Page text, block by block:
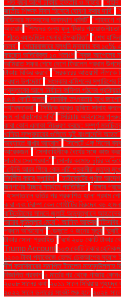
"শত বছর আগে ঢাকায় ইফতার ও সাহ্‌রি" "শহীদ
জাতীয় শিক্ষক দিবস হিসেবে ঘোষণা করার দাবি"
বিডিআর সদস্যদের অবস্থান ধর্মঘট" "শাহবাগে
অবরোধ "শিশুদের জন্য ফ্লু টিকার
"শীতে ব্যাডমিন্টন খেলার উপকারিতা" "শেখ
তলব" "শেয়ারবাজারে মূলধনি মুনাফার কর ১৫%
করছেন অতিরিক্ত ১০ শতাংশ "সবুজ আপেলের
আমিরাত সফর শেষে দেশে ফিরলেন প্রধান
টাকায় বিক্রি করবে" "সরকারের আওয়ামী লীগকে
প্রধান উপদেষ্টা" "সংস্কার কমিশনের সুপারিশের
প্রস্তাবের আগে নির্বাচন কমিশন গঠনের
৩৯৪ কোটি ডলার "সামরিক তৎপরতার মুখে
পর্যবেক্ষকেরা" "সিটিকে আরও ডুবিয়ে সালাহ
দাম না বাড়ানোর দাবি" "সিরিয়ায় আইএসের
কারা কোন এলাকা নিয়ন্ত্রণ করছে: সম্পূর্ণ
খাসিয়া সম্প্রদায়ের গুলিতে দুই বাংলাদেশি আহত"
অব্যাহত রাখার আহ্বান" "সিলেটে এক দিনের
আরেকজন" "সেনাবাহিনীকে ধৈর্যের সঙ্গে কাজ
সাভারে সেনাপ্রধান" "সোনার কমোড চুরির
"সৌদি আরব গিয়ে কেন নারী গৃহকর্মীরা মৃত্যুর
নির্দলীয় করার সুপারিশ" "হাইকোর্টের পূর্ণাঙ্গ
জনগণের ইচ্ছার সমর্থনে প্রতিষ্ঠিত" "হাঙ্গার
"হাসপাতালে ভর্তির পর প্রকাশিত হলো প্রথম
কারা এবং ট্রাম্প কেন গোষ্ঠীটির বিরুদ্ধে বড়
কন্টিনেন্টালের সামনে জুলাই অভ্যুত্থানে
আমার কুমিল্লার মেয়ে”: আসিফ আকবর
প্রধান অভিযোগ” “ডেঙ্গুতে ৭ জনের মৃত্যু
টাকার সোনা প্রবাহিত” “বর্ষে ২০০ কোটি টাকার
Trump Account ১০৩ কোটি টাকার
১২০০ টাকা প্যাকেজে হেলথ চেকআপের সুযোগ
দীর্ঘ ক্যারিয়ারের সমাপ্তি টানলেন মাহমুদউল্লাহ
বিজ্ঞপ্তি প্রকাশ ২ মার্চের পর থেকে গাজায়
২০০৮ সালের কথা ২০১১ সালে সিরিয়ায়
২০২২ সালে ডলারের সংকট শুরু হলে ২০২৪ সালে